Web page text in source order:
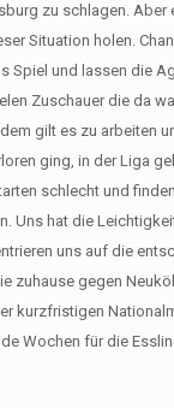
zu schlagen.
Situation holen.
Spiel und lassen die
Zuschauer die da
gilt es zu arbeiten
ging, in der Liga
schlecht und
Uns hat die
uns auf die
zuhause gegen
kurzfristigen
Wochen für die